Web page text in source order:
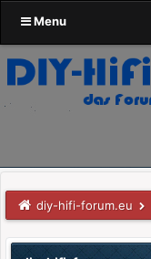
Menu
diy-hifi-forum.eu